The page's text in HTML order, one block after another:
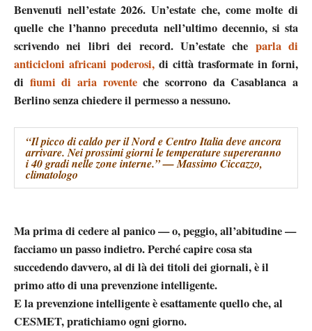
Benvenuti nell’estate 2026. Un’estate che, come molte di
quelle che l’hanno preceduta nell’ultimo decennio, si sta
scrivendo nei libri dei record. Un’estate che parla di
anticicloni africani poderosi, di città trasformate in forni,
di fiumi di aria roventeche scorrono da Casablanca a
Berlino senza chiedere il permesso a nessuno.
“Il picco di caldo per il Nord e Centro Italia deve ancora
arrivare. Nei prossimi giorni le temperature supereranno
i 40 gradi nelle zone interne.” — Massimo Ciccazzo,
climatologo
Ma prima di cedere al panico — o, peggio, all’abitudine —
facciamo un passo indietro. Perchécapire cosa sta
succedendo davvero, al di là dei titoli dei giornali,è il
primo atto di una prevenzione intelligente.
E la prevenzione intelligente è esattamente quello che, al
CESMET, pratichiamo ogni giorno.